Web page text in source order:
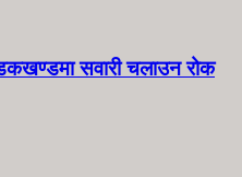
सवारी चलाउन रोक